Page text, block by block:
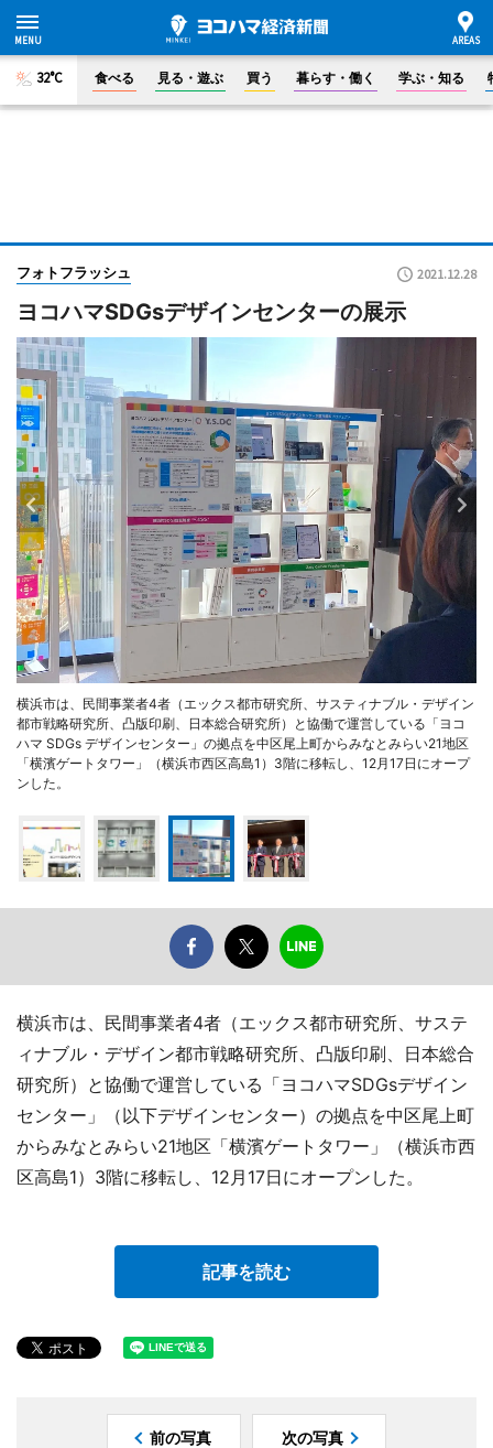
32°C 食べる 見る・遊ぶ 買う 暮らす・働く 学ぶ・知る
フォトフラッシュ 2021.12.28
ヨコハマSDGsデザインセンターの展示
横浜市は、民間事業者4者（エックス都市研究所、サスティナブル・デザイン
都市戦略研究所、凸版印刷、日本総合研究所）と協働で運営している「ヨコ
ハマ SDGs デザインセンター」の拠点を中区尾上町からみなとみらい21地区
「横濱ゲートタワー」（横浜市西区高島1）3階に移転し、12月17日にオープ
ンした。
横浜市は、民間事業者4者（エックス都市研究所、サステ
ィナブル・デザイン都市戦略研究所、凸版印刷、日本総合
研究所）と協働で運営している「ヨコハマSDGsデザイン
センター」（以下デザインセンター）の拠点を中区尾上町
からみなとみらい21地区「横濱ゲートタワー」（横浜市西
区高島1）3階に移転し、12月17日にオープンした。
記事を読む
前の写真 次の写真